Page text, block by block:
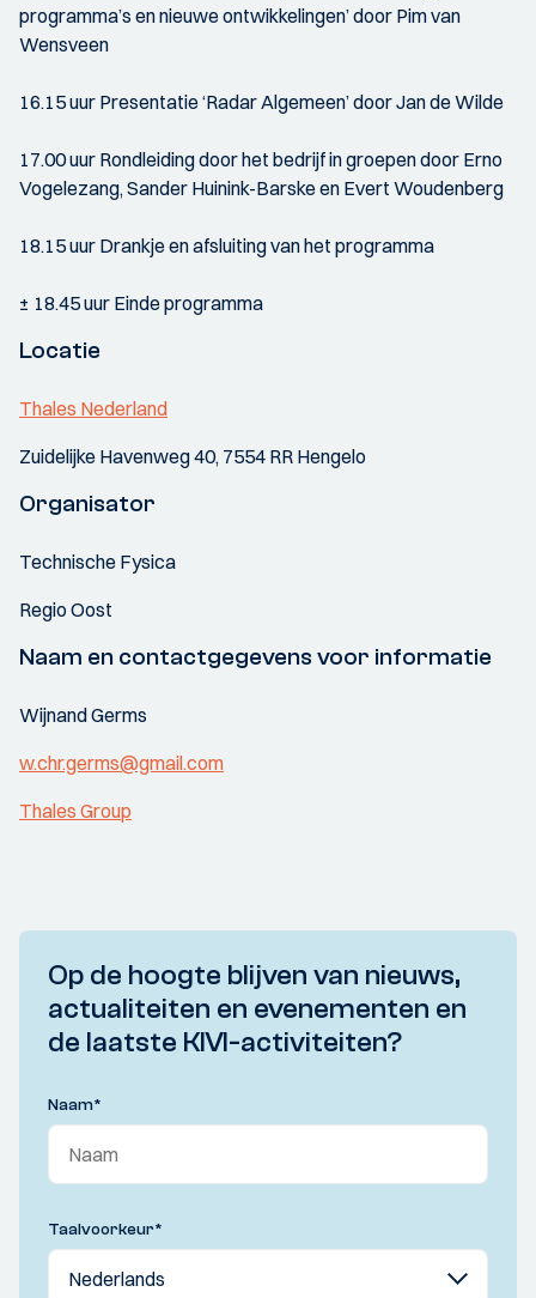
programma’s en nieuwe ontwikkelingen’ door Pim van
Wensveen
16.15 uur Presentatie ‘Radar Algemeen’ door Jan de Wilde
17.00 uur Rondleiding door het bedrijf in groepen door Erno
Vogelezang, Sander Huinink-Barske en Evert Woudenberg
18.15 uur Drankje en afsluiting van het programma
± 18.45 uur Einde programma
Locatie
Thales Nederland
Zuidelijke Havenweg 40, 7554 RR Hengelo
Organisator
Technische Fysica
Regio Oost
Naam en contactgegevens voor informatie
Wijnand Germs
w.chr.germs@gmail.com
Thales Group
Op de hoogte blijven van nieuws,
actualiteiten en evenementen en
de laatste KIVI-activiteiten?
Naam*
Taalvoorkeur*